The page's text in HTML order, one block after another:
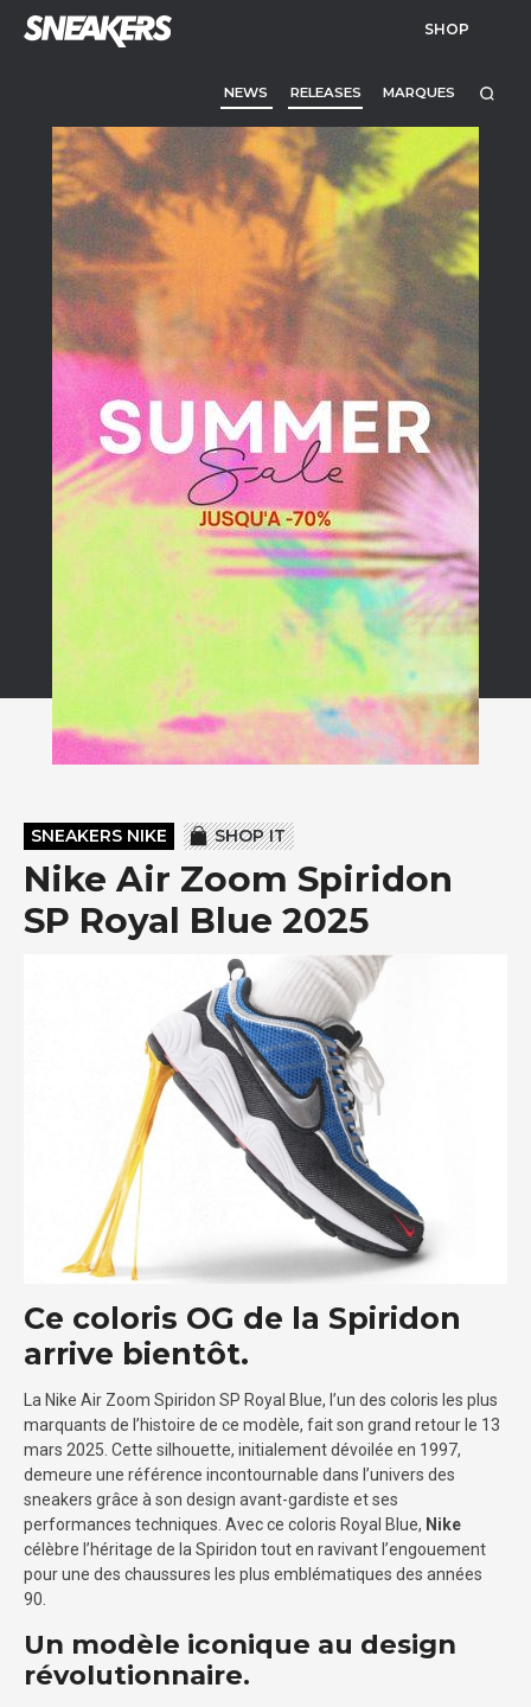
SHOP
NEWS RELEASES MARQUES
SNEAKERS NIKE SHOP IT
Nike Air Zoom Spiridon
SP Royal Blue 2025
Ce coloris OG de la Spiridon
arrive bientôt.
La Nike Air Zoom Spiridon SP Royal Blue, l’un des coloris les plus
marquants de l’histoire de ce modèle, fait son grand retour le 13
mars 2025. Cette silhouette, initialement dévoilée en 1997,
demeure une référence incontournable dans l’univers des
sneakers grâce à son design avant-gardiste et ses
performances techniques. Avec ce coloris Royal Blue, Nike
célèbre l’héritage de la Spiridon tout en ravivant l’engouement
pour une des chaussures les plus emblématiques des années
90.
Un modèle iconique au design
révolutionnaire.